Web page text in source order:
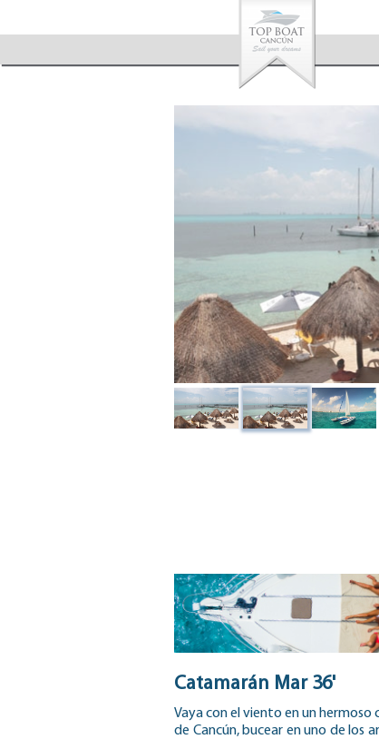
Catamarán Mar 36'
Vaya con el viento en un
de Cancún, bucear en uno de los